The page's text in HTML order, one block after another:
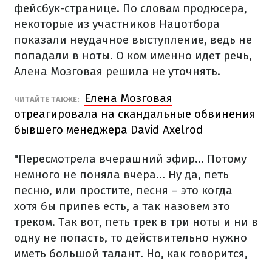
фейсбук-странице. По словам продюсера,
некоторые из участников Нацотбора
показали неудачное выступление, ведь не
попадали в ноты. О ком именно идет речь,
Алена Мозговая решила не уточнять.
ЧИТАЙТЕ ТАКЖЕ:
Елена Мозговая
отреагировала на скандальные обвинения
бывшего менеджера David Axelrod
"Пересмотрела вчерашний эфир... Потому
немного не поняла вчера... Ну да, петь
песню, или простите, песня – это когда
хотя бы припев есть, а так назовем это
треком. Так вот, петь трек в три ноты и ни в
одну не попасть, то действительно нужно
иметь большой талант. Но, как говорится,